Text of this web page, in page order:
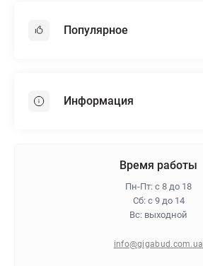
Популярное
Пенопласт
Информация
Политика конфиденциальности
Время работы
Пн-Пт: с 8 до 18
Сб: с 9 до 14
Вс: выходной
info@gigabud.com.ua